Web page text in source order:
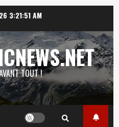
3:21:52 AM
TOUT !